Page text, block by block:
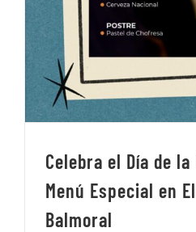
Celebra el Día de
Menú Especial en
Balmoral